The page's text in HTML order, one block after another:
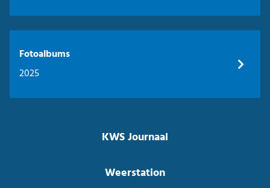
Fotoalbums
2025
KWS Journaal
Weerstation